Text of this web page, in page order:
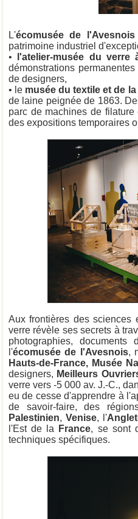
L'écomusée de l'Avesnois
patrimoine industriel
•
l'atelier-musée du verre
démonstrations
de designers,
• le musée du textile et de
de laine peignée de 1863.
parc de machines de
des expositions temporaires
Aux frontières des
verre révèle ses secrets à
photographies,
l'écomusée de l'Avesnois,
Hauts-de-France, Musée
designers, Meilleurs
verre vers -5 000 av. J.-C.,
eu de cesse d'apprendre à
de savoir-faire, des
Palestinien,Venise, l'
l'Est de la
France, se sont
techniques spécifiques.